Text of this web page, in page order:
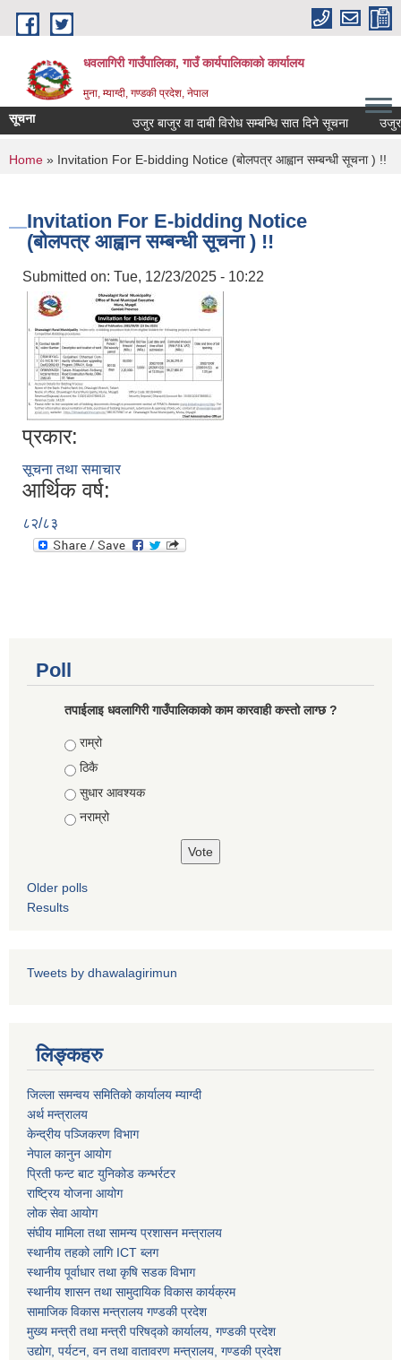
Skip to main content
धवलागिरी गाउँपालिका, गाउँ कार्यपालिकाको कार्यालय
मुना, म्याग्दी, गण्डकी प्रदेश, नेपाल
पशु शाखा
सूचना उजुर बाजुर वा दाबी विरोध सम्बन्धि सात दिने सूचना उजुर
You are here
Home » Invitation For E-bidding Notice (बोलपत्र आह्वान सम्बन्धी सूचना ) !!
Invitation For E-bidding Notice
(बोलपत्र आह्वान सम्बन्धी सूचना ) !!
Submitted on: Tue, 12/23/2025 - 10:22
प्रकार:
सूचना तथा समाचार
आर्थिक वर्ष:
८२/८३
Poll
तपाईलाइ धवलागिरी गाउँपालिकाको काम कारवाही कस्तो लाग्छ ?
Choices
राम्रो
ठिकै
सुधार आवश्यक
नराम्रो
Older polls
Results
Tweets by dhawalagirimun
लिङ्कहरु
जिल्ला समन्वय समितिको कार्यालय म्याग्दी
अर्थ मन्त्रालय
केन्द्रीय पञ्जिकरण विभाग
नेपाल कानुन आयोग
प्रिती फन्ट बाट युनिकोड कन्भर्रटर
राष्ट्रिय योजना आयोग
लोक सेवा आयोग
संघीय मामिला तथा सामन्य प्रशासन मन्त्रालय
स्थानीय तहको लागि ICT ब्लग
स्थानीय पूर्वाधार तथा कृषि सडक विभाग
स्थानीय शासन तथा सामुदायिक विकास कार्यक्रम
सामाजिक विकास मन्त्रालय गण्डकी प्रदेश
मुख्य मन्त्री तथा मन्त्री परिषद्को कार्यालय, गण्डकी प्रदेश
उद्योग, पर्यटन, वन तथा वातावरण मन्त्रालय, गण्डकी प्रदेश